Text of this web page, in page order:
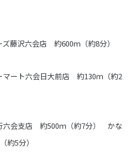
藤沢六会店 約600ｍ（約8分）
ート六会日大前店 約130ｍ（約2
六会支店 約500ｍ（約7分） かな
約5分）